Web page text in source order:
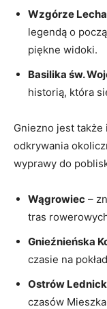
Wzgórze Lecha
legendą‍ o
piękne widoki.
Basilika św.
⁤historią, która
Gniezno jest⁣ także
odkrywania
wyprawy do⁢
Wągrowiec –
tras
Gnieźnieńska
czasie‌ na
Ostrów
czasów